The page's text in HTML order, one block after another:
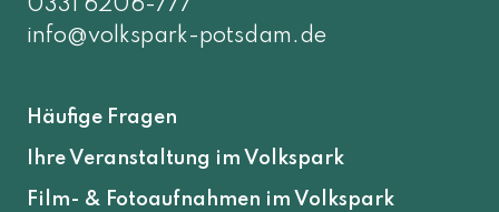
0331 6206-777
info@volkspark-potsdam.de
Häufige Fragen
Ihre Veranstaltung im Volkspark
Film- & Fotoaufnahmen im Volkspark